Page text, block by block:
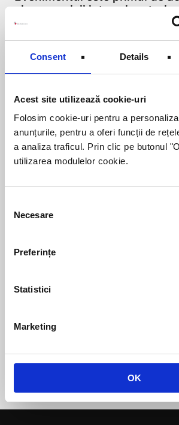
Consent Details
Acest site utilizează cookie-uri
Folosim cookie-uri pentru a
anunțurile, pentru a oferi funcții de
a analiza traficul. Prin clic pe butonul
utilizarea modulelor cookie.
Selection
Necesare
Preferințe
Statistici
Marketing
OK
vizeaza micii intreprinzatori,
afacerile start-up din
dintr-o serie de evenimente
numai. Seminarul este
ROMCOM, cu sprijinul
Pentru orice detalii si
suplimentare legate de acest
rugam sa apelati persoana
Miler Ciprian Stoica, tel. 0758
ciprian.stoica@romcom.ro
Lorem ipsum dolor sit amet,
Curabitur sagittis, felis ut
enim risus dictum felis, eget